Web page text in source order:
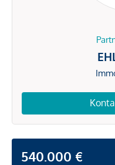
540.000 €